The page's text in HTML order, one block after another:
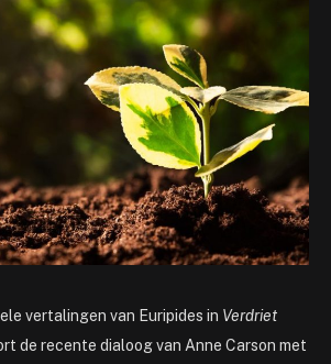
vertalingen van Euripides in Verdriet
de recente dialoog van Anne Carson met